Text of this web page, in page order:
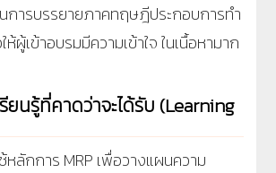
การบรรยายภาคทฤษฎีประกอบการทำ
ผู้เข้าอบรมมีความเข้าใจ ในเนื้อหามาก
นรู้ที่คาดว่าจะได้รับ (Learning
หลักการ MRP เพื่อวางแผนความ